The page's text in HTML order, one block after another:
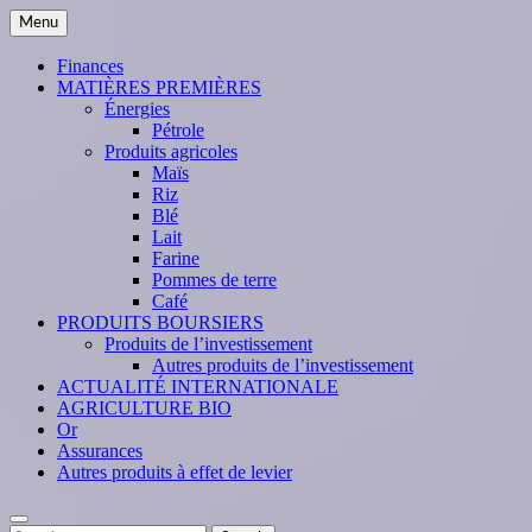
Skip
to
content
Menu
Finances
MATIÈRES PREMIÈRES
Énergies
Pétrole
Produits agricoles
Maïs
Riz
Blé
Lait
Farine
Pommes de terre
Café
PRODUITS BOURSIERS
Produits de l’investissement
Autres produits de l’investissement
ACTUALITÉ INTERNATIONALE
AGRICULTURE BIO
Or
Assurances
Autres produits à effet de levier
Search